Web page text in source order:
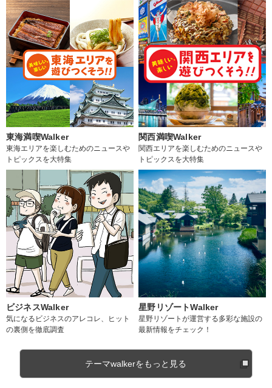
東海満喫Walker
東海エリアを楽しむためのニュースや
トピックスを大特集
関西満喫Walker
関西エリアを楽しむためのニュースや
トピックスを大特集
ビジネスWalker
気になるビジネスのアレコレ、ヒット
の裏側を徹底調査
星野リゾートWalker
星野リゾートが運営する多彩な施設の
最新情報をチェック！
テーマwalkerをもっと見る